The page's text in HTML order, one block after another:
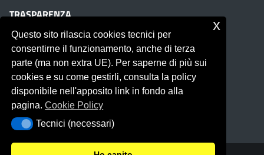
TRASPARENZA
Albo on line
Amministrazione Trasparente
Pubblici proclami
PTPCT per le Istituzioni scolastiche della Sicilia
Whistleblowing
Obiettivi di Accessibilità
Questo sito rilascia cookies tecnici per
consentirne il funzionamento, anche di terza
parte (ma non extra UE). Per saperne di più sui
cookies e su come gestirli, consulta la policy
disponibile nell'apposito link in fondo alla
pagina.Cookie Policy
Tecnici (necessari)
Tecnici (necessari)
x